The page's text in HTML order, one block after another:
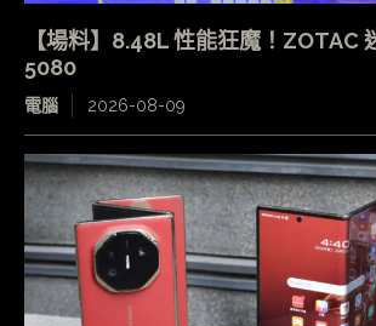
【場料】8.48L 性能狂魔！ZOTAC
5080
電腦 2026-08-09